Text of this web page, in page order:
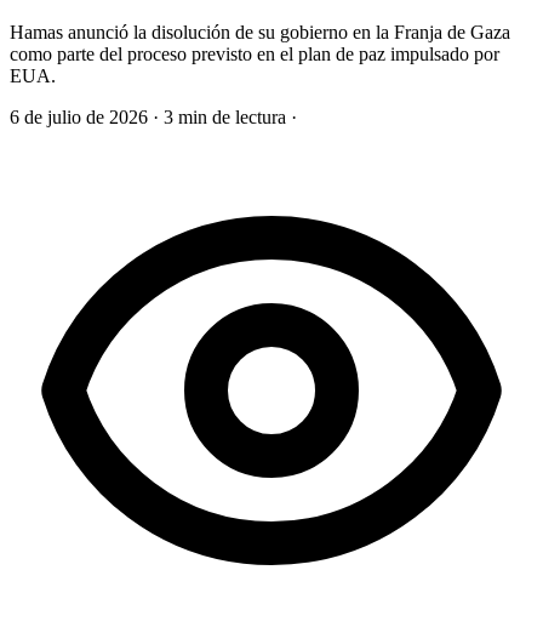
Hamas anunció la disolución de su gobierno en la Franja de Gaza
como parte del proceso previsto en el plan de paz impulsado por
EUA.
6 de julio de 2026 · 3 min de lectura ·